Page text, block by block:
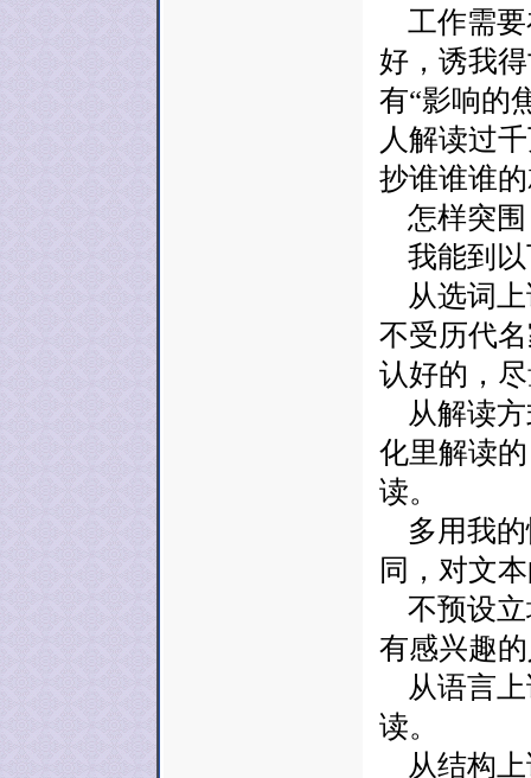
工作需要
好，诱我
有“影响的
人解读过
抄谁谁谁
怎样突围
我能到以
从选词上
不受历代
认好的，
从解读方
化里解读
读。
多用我的
同，对文
不预设立
有感兴趣
从语言上
读。
从结构上